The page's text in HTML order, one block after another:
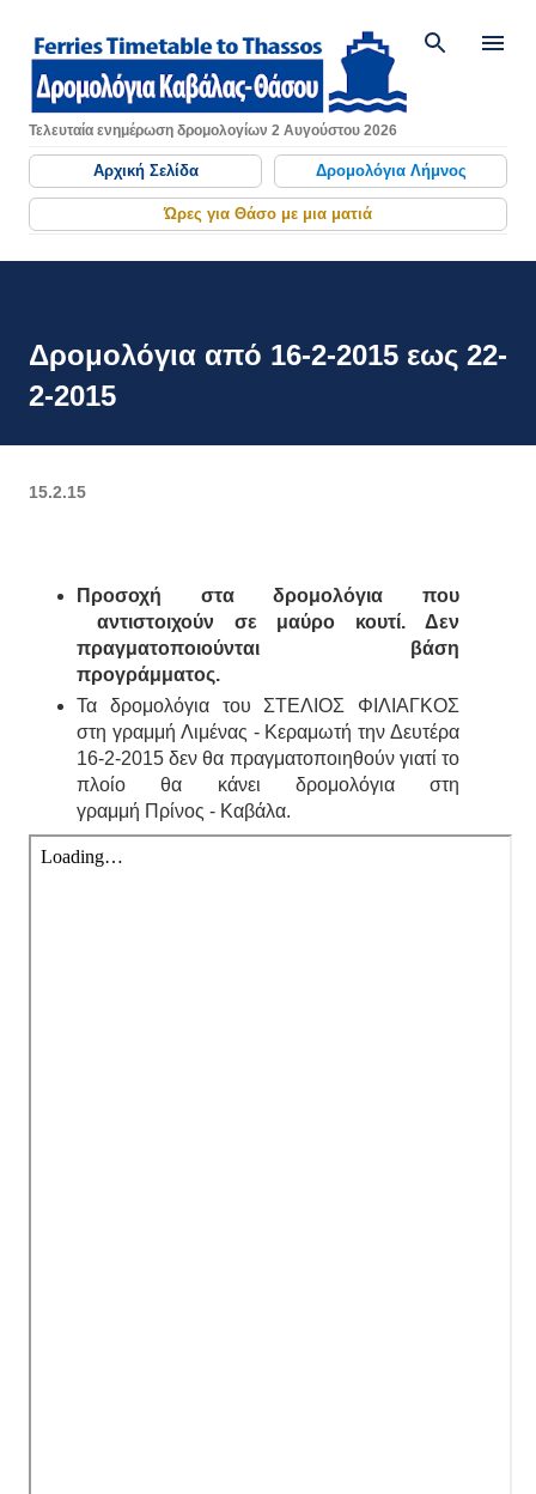
Μετάβαση στο κύριο περιεχόμενο
Τελευταία ενημέρωση δρομολογίων 2 Αυγούστου 2026
Αρχική Σελίδα Δρομολόγια Λήμνος
Ώρες για Θάσο με μια ματιά
Δρομολόγια από 16-2-2015 εως 22-
2-2015
15.2.15
Προσοχή στα δρομολόγια που
αντιστοιχούν σε μαύρο κουτί. Δεν
πραγματοποιούνται βάση
προγράμματος.
Τα δρομολόγια του ΣΤΕΛΙΟΣ ΦΙΛΙΑΓΚΟΣ
στη γραμμή Λιμένας - Κεραμωτή την Δευτέρα
16-2-2015 δεν θα πραγματοποιηθούν γιατί το
πλοίο θα κάνει δρομολόγια στη
γραμμή Πρίνος - Καβάλα.